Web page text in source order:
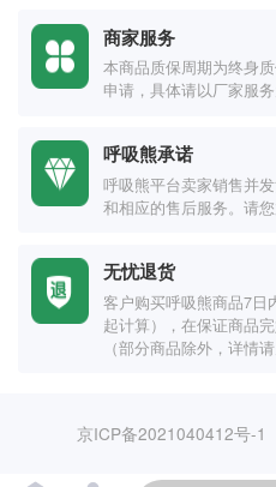
商家服务
本商品质保周期为终身
申请，具体请以厂家服务
呼吸熊承诺
呼吸熊平台卖家销售并
和相应的售后服务。请您
无忧退货
客户购买呼吸熊商品7日
起计算），在保证商品
（部分商品除外，详情
京ICP备2021040412号-1